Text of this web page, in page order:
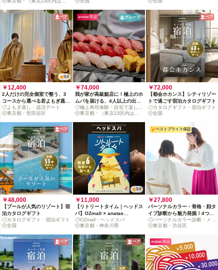
ペア
5.0
￥12,400
2人だけの完全個室で整う、3
コースから選べる若よもぎ蒸し
90分よもぎ蒸し・温活デート
東京都・世田谷区
anatae 限定 グループ
￥74,000
我が家が高級鮨店に！極上のホ
ムパを届ける、4人以上の出張
鮨体験
極上寿司体験・自宅で楽しめ
る
東京都・（東京23区内は追
ペア
￥72,000
【都会ホカンス】シティリゾー
トで過ごす宿泊カタログギフト
カタログギフト・宿泊ギフト
全国
ペア
￥48,000
【プールが人気のリゾート】宿
泊カタログギフト
カタログギフト・宿泊ギフト
全国
5.0
￥11,000
【リトリートタイム｜ヘッドス
パ】OZmall × anatae
presents カタログギフト
OZmall・ヘッドスパ
東京都・神奈川県
ベストプライス保証
￥27,800
パーソナルカラー・骨格・顔タ
イプ診断から魅力発掘！4つの
診断＆似合うメイク体験
パーソナルカラー診断・メイ
ク
東京都・渋谷区
ペア ペア anatae 限定